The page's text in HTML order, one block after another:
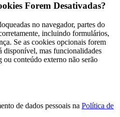
Forem Desativadas?
no navegador, partes do
incluindo formulários,
Se as cookies opcionais forem
disponível, mas funcionalidades
conteúdo externo não serão
de dados pessoais na Política de